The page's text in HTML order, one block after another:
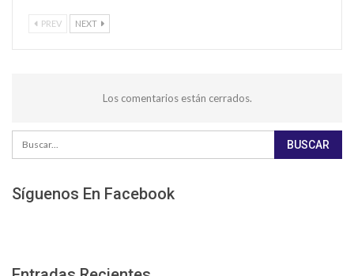
PREV NEXT
Los comentarios están cerrados.
Síguenos En Facebook